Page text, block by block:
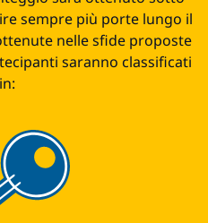
sempre più porte lungo il
nelle sfide proposte
saranno classificati
in: